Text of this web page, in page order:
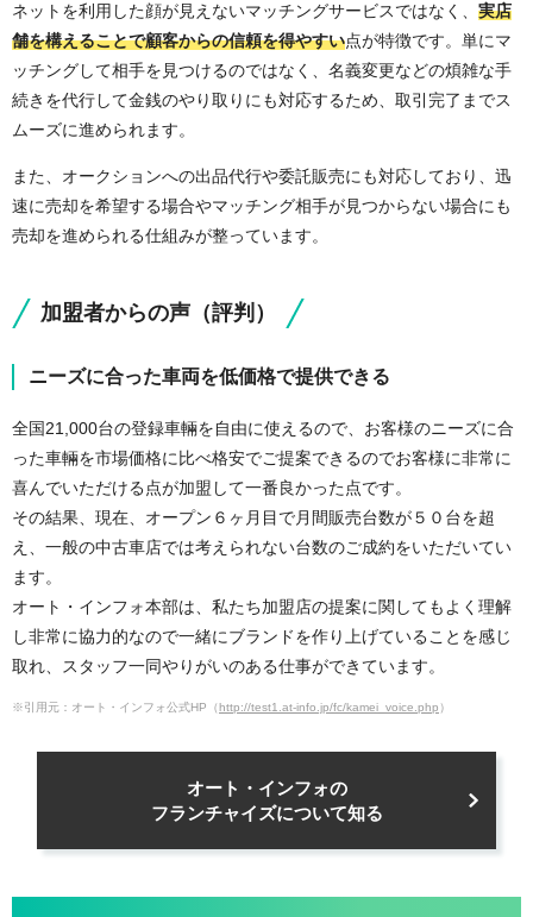
ネットを利用した顔が見えないマッチングサービスではなく、 実店
舗を構えることで顧客からの信頼を得やすい点が特徴です。単にマ
ッチングして相手を見つけるのではなく、名義変更などの煩雑な手
続きを代行して金銭のやり取りにも対応するため、取引完了までス
ムーズに進められます。
また、オークションへの出品代行や委託販売にも対応しており、迅
速に売却を希望する場合やマッチング相手が見つからない場合にも
売却を進められる仕組みが整っています。
加盟者からの声（評判）
ニーズに合った車両を低価格で提供できる
全国21,000台の登録車輛を自由に使えるので、お客様のニーズに合
った車輛を市場価格に比べ格安でご提案できるのでお客様に非常に
喜んでいただける点が加盟して一番良かった点です。
その結果、現在、オープン６ヶ月目で月間販売台数が５０台を超
え、一般の中古車店では考えられない台数のご成約をいただいてい
ます。
オート・インフォ本部は、私たち加盟店の提案に関してもよく理解
し非常に協力的なので一緒にブランドを作り上げていることを感じ
取れ、スタッフ一同やりがいのある仕事ができています。
※引用元：オート・インフォ公式HP（http://test1.at-info.jp/fc/kamei_voice.php ）
オート・インフォの
フランチャイズについて知る